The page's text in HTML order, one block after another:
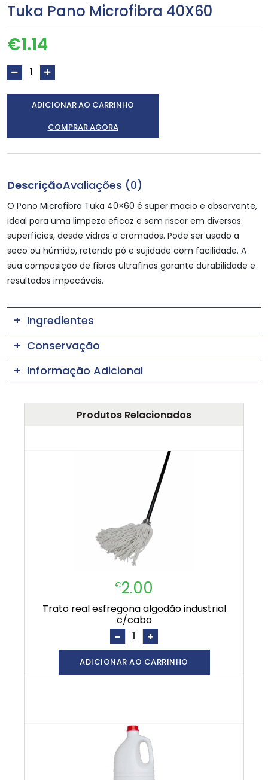
Tuka Pano Microfibra 40X60
€1.14
ADICIONAR AO CARRINHO
COMPRAR AGORA
DescriçãoAvaliações (0)
O Pano Microfibra Tuka 40×60 é super macio e absorvente,
ideal para uma limpeza eficaz e sem riscar em diversas
superfícies, desde vidros a cromados. Pode ser usado a
seco ou húmido, retendo pó e sujidade com facilidade. A
sua composição de fibras ultrafinas garante durabilidade e
resultados impecáveis.
Ingredientes
Conservação
Informação Adicional
Produtos Relacionados
€2.00
trato real esfregona algodão industrial
c/cabo
- +
ADICIONAR AO CARRINHO